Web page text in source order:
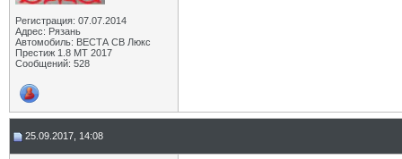
Регистрация: 07.07.2014
Адрес: Рязань
Автомобиль: ВЕСТА СВ Люкс
Престиж 1.8 МТ 2017
Сообщений: 528
25.09.2017, 14:08